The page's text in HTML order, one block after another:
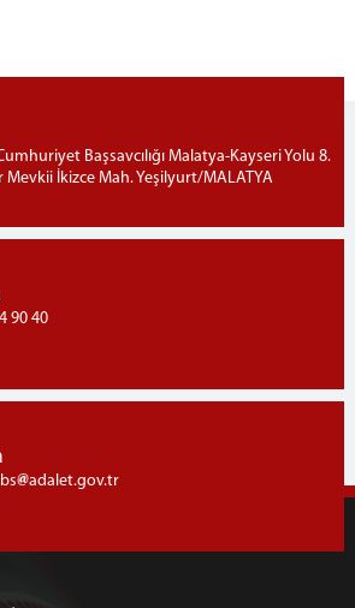
Kurumu
ve Açık İnfaz Kurumu
Başsavcılığı Malatya-Kayseri Yolu 8.
Mevkii İkizce Mah. Yeşilyurt/MALATYA
90 40
adalet.gov.tr